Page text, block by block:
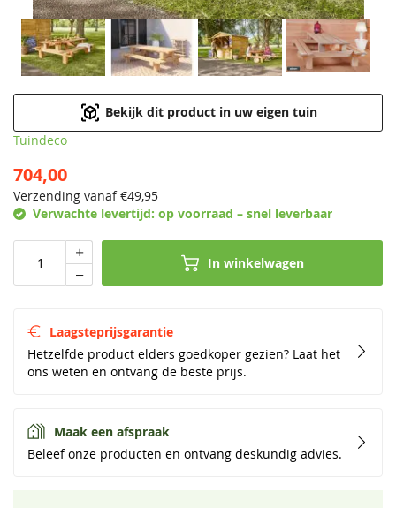
Bekijk dit product in uw eigen tuin
Tuindeco
704,00
Verzending vanaf €49,95
Verwachte levertijd: op voorraad – snel leverbaar
In winkelwagen
Laagsteprijsgarantie
Hetzelfde product elders goedkoper gezien? Laat het
ons weten en ontvang de beste prijs.
Maak een afspraak
Beleef onze producten en ontvang deskundig advies.